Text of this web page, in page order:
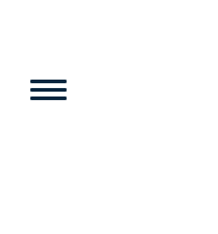
Toggle